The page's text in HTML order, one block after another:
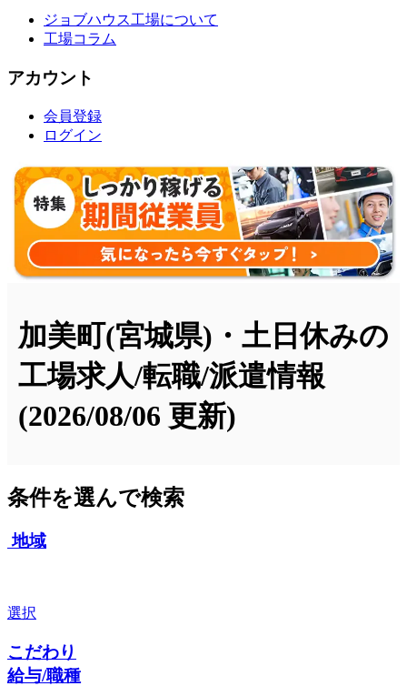
ジョブハウス工場について
工場コラム
アカウント
会員登録
ログイン
加美町(宮城県)・土日休みの
工場求人/転職/派遣情報
(2026/08/06 更新)
条件を選んで検索
地域
選択
こだわり
給与/職種